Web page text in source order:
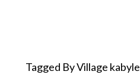
Tagged By Village kabyle